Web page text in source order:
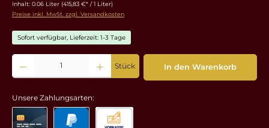
Inhalt: 0.06 Liter (415,83 €* / 1 Liter)
Preise inkl. MwSt. zzgl. Versandkosten
Sofort verfügbar, Lieferzeit: 1-3 Tage
Produkt Anzahl: Gib den gewünschten Wert ein oder benutze die Schaltflächen um
Stück In den Warenkorb
Unsere Zahlungsarten: